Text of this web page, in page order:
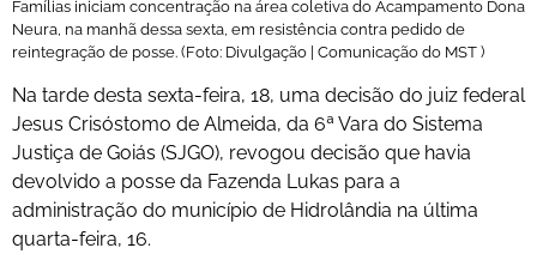
Famílias iniciam concentração na área coletiva do Acampamento Dona
Neura, na manhã dessa sexta, em resistência contra pedido de
reintegração de posse. (Foto: Divulgação | Comunicação do MST )
Na tarde desta sexta-feira, 18, uma decisão do juiz federal
Jesus Crisóstomo de Almeida, da 6ª Vara do Sistema
Justiça de Goiás (SJGO), revogou decisão que havia
devolvido a posse da Fazenda Lukas para a
administração do município de Hidrolândia na última
quarta-feira, 16.